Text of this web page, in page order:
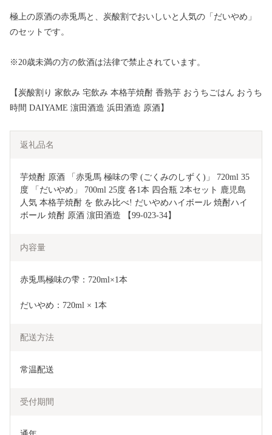
極上の原酒の赤兎馬と、炭酸割でおいしいと人気の「だいやめ」
のセットです。
※20歳未満の方の飲酒は法律で禁止されています。
【炭酸割り 家飲み 宅飲み 本格芋焼酎 香熟芋 おうちごはん おうち
時間 DAIYAME 濵田酒造 浜田酒造 原酒】
返礼品名
芋焼酎 原酒 「赤兎馬 極味の雫 (ごくみのしずく)」 720ml 35
度 「だいやめ」 700ml 25度 各1本 四合瓶 2本セット 鹿児島
人気 本格芋焼酎 を 飲み比べ! だいやめハイボール 焼酎ハイ
ボール 焼酎 原酒 濵田酒造 【99-023-34】
内容量
赤兎馬極味の雫：720ml×1本
だいやめ：720ml × 1本
配送方法
常温配送
受付期間